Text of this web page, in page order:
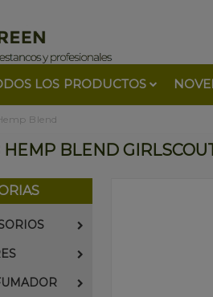
LOS PRODUCTOS
Blend
BLEND